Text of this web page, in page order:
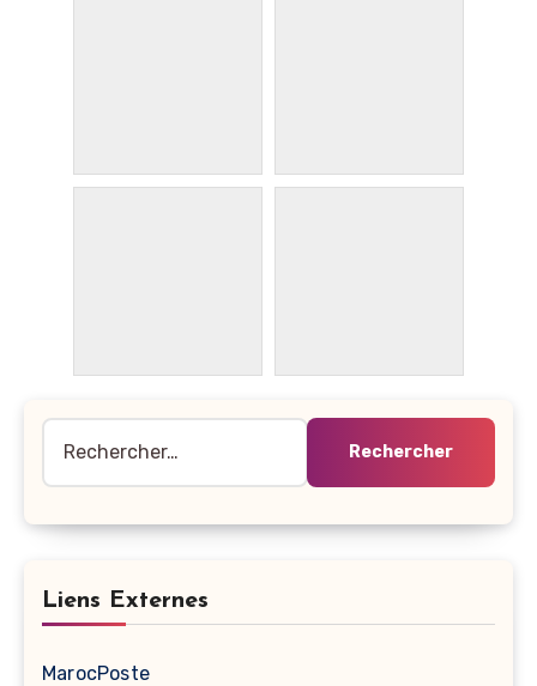
Liens Externes
MarocPoste